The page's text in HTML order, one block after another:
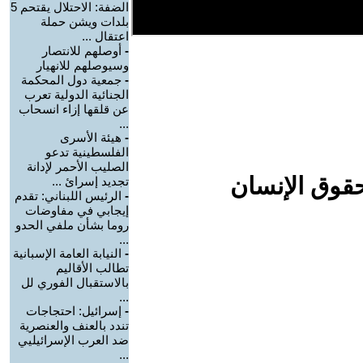
الإنسان
الضفة: الاحتلال يقتحم 5
بلدات ويشن حملة
اعتقال ...
- أوصلهم للانتصار
وسيوصلهم للانهيار
- جمعية دول المحكمة
الجنائية الدولية تعرب
عن قلقها إزاء انسحاب
...
- هيئة الأسرى
الفلسطينية تدعو
الصليب الأحمر لإدانة
تجديد إسرائ ...
- الرئيس اللبناني: تقدم
إيجابي في مفاوضات
روما بشأن ملفي الحدو
...
- النيابة العامة الإسبانية
تطالب الأقاليم
بالاستقبال الفوري لل
...
- إسرائيل: احتجاجات
تندد بالعنف والعنصرية
ضد العرب الإسرائيليي
...